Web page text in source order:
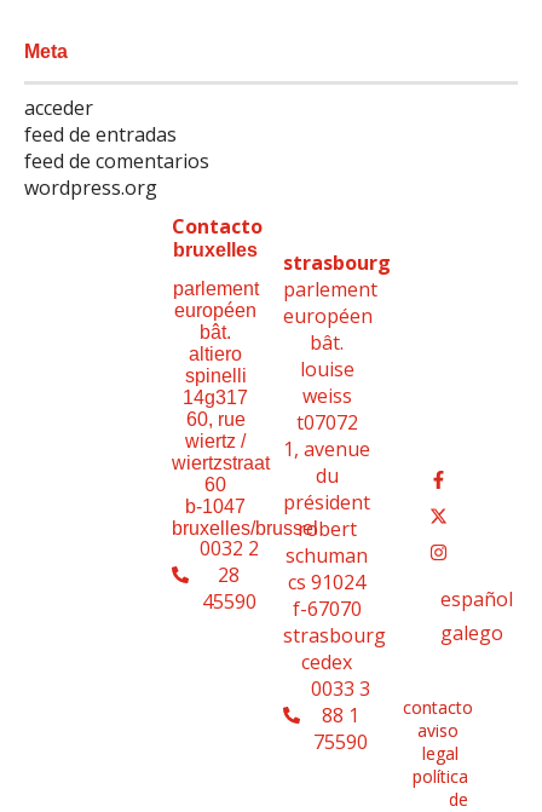
Meta
acceder
feed de entradas
feed de comentarios
wordpress.org
Contacto
bruxelles
parlement
européen
bât.
altiero
spinelli
14g317
60, rue
wiertz /
wiertzstraat
60
b-1047
bruxelles/brussel
0032 2
28
45590
strasbourg
parlement
européen
bât.
louise
weiss
t07072
1, avenue
du
président
robert
schuman
cs 91024
f-67070
strasbourg
cedex
0033 3
88 1
75590
español
galego
contacto
aviso
legal
política
de